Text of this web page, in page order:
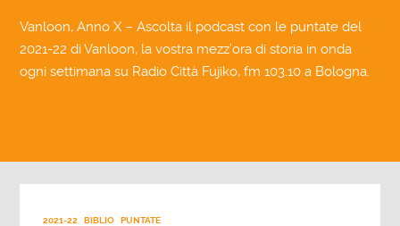
Vanloon, Anno X – Ascolta il podcast con le puntate del
2021-22 di Vanloon, la vostra mezz’ora di storia in onda
ogni settimana su Radio Città Fujiko, fm 103.10 a Bologna.
2021-22 BIBLIO PUNTATE